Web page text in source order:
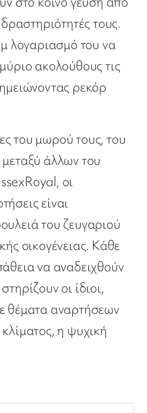
τους.
λογαριασμό του να
ακολούθους τις
ρεκόρ
του μωρού τους, του
άλλων του
οι
είναι
του ζευγαριού
οικογένειας. Κάθε
να αναδειχθούν
οι ίδιοι,
θέματα αναρτήσεων
η ψυχική